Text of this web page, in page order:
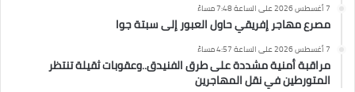
7 أغسطس 2026 على الساعة 7:48 مساءً
مصرع مهاجر إفريقي حاول العبور إلى سبتة جوا
7 أغسطس 2026 على الساعة 4:57 مساءً
مراقبة أمنية مشددة على طرق الفنيدق..وعقوبات ثقيلة تنتظر
المتورطين في نقل المهاجرين